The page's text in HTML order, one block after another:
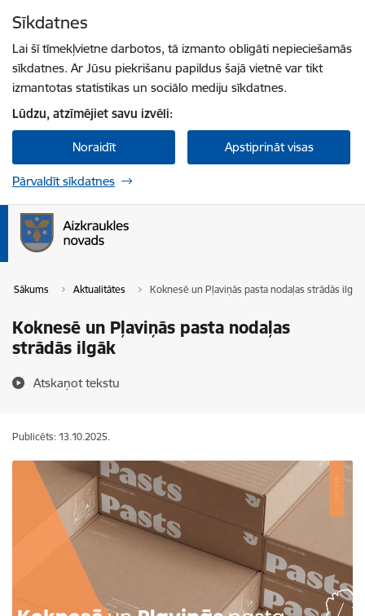
Sīkdatnes
Lai šī tīmekļvietne darbotos, tā izmanto obligāti nepieciešamās
sīkdatnes. Ar Jūsu piekrišanu papildus šajā vietnē var tikt
izmantotas statistikas un sociālo mediju sīkdatnes.
Lūdzu, atzīmējiet savu izvēli:
Noraidīt Apstiprināt visas
Pārvaldīt sīkdatnes
Sākums Aktualitātes Koknesē un Pļaviņās pasta nodaļas strādās ilgāk
Koknesē un Pļaviņās pasta nodaļas
strādās ilgāk
Atskaņot tekstu
Publicēts: 13.10.2025.